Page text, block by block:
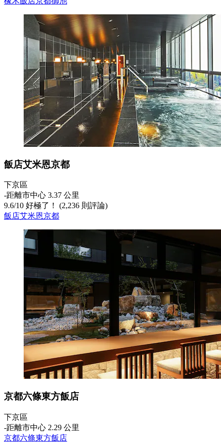
飯店艾米恩京都
下京區
‐距離市中心 3.37 公里
9.6/10 好極了！ (2,236 則評論)
飯店艾米恩京都
京都六條東方飯店
下京區
‐距離市中心 2.29 公里
京都六條東方飯店